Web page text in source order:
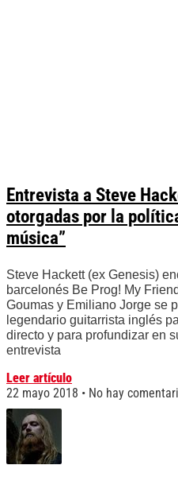
Entrevista a Steve
otorgadas por la
música”
Steve Hackett (ex Genesis)
barcelonés Be Prog! My
Goumas y Emiliano Jorge se
legendario guitarrista inglés
directo y para profundizar en
entrevista
Leer artículo
22 mayo 2018
No hay